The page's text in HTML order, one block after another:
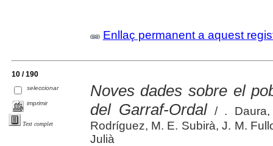
Enllaç permanent a aquest
10 / 190
seleccionar
imprimir
Text complet
Noves dades sobre el
del Garraf-Ordal / . Daura,
Rodríguez, M. E. Subirà, J. M.
Julià